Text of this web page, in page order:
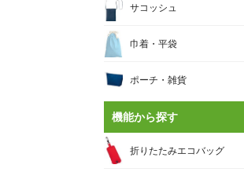
サコッシュ
巾着・平袋
ポーチ・雑貨
機能から探す
折りたたみエコバッグ